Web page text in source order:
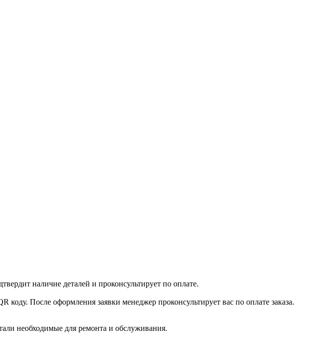
наличие деталей и проконсультирует по оплате.
После оформления заявки менеджер проконсультирует вас по оплате заказа.
необходимые для ремонта и обслуживания.